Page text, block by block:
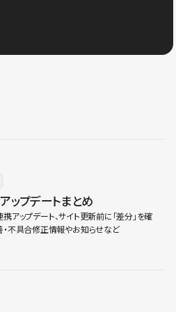
ップデートまとめ
ップデート、サイト更新前に「差分」を確
不具合修正情報やお知らせなど